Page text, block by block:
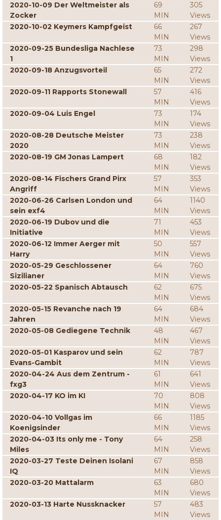
2020-10-09 Der Weltmeister als
Zocker
69
MIN
305
Views
2020-10-02 Keymers Kampfgeist
66
MIN
267
Views
2020-09-25 Bundesliga Nachlese
1
73
MIN
298
Views
2020-09-18 Anzugsvorteil
65
MIN
272
Views
2020-09-11 Rapports Stonewall
57
MIN
416
Views
2020-09-04 Luis Engel
73
MIN
174
Views
2020-08-28 Deutsche Meister
2020
73
MIN
238
Views
2020-08-19 GM Jonas Lampert
68
MIN
182
Views
2020-08-14 Fischers Grand Pirx
Angriff
57
MIN
353
Views
2020-06-26 Carlsen London und
sein exf4
64
MIN
1140
Views
2020-06-19 Dubov und die
Initiative
71
MIN
453
Views
2020-06-12 Immer Aerger mit
Harry
50
MIN
557
Views
2020-05-29 Geschlossener
Sizilianer
64
MIN
760
Views
2020-05-22 Spanisch Abtausch
62
MIN
675
Views
2020-05-15 Revanche nach 19
Jahren
64
MIN
684
Views
2020-05-08 Gediegene Technik
48
MIN
467
Views
2020-05-01 Kasparov und sein
Evans-Gambit
62
MIN
787
Views
2020-04-24 Aus dem Zentrum -
fxg3
61
MIN
641
Views
2020-04-17 KO im KI
70
MIN
808
Views
2020-04-10 Vollgas im
Koenigsinder
66
MIN
1185
Views
2020-04-03 Its only me - Tony
Miles
64
MIN
258
Views
2020-03-27 Teste Deinen Isolani
IQ
67
MIN
858
Views
2020-03-20 Mattalarm
63
MIN
680
Views
2020-03-13 Harte Nussknacker
57
MIN
483
Views